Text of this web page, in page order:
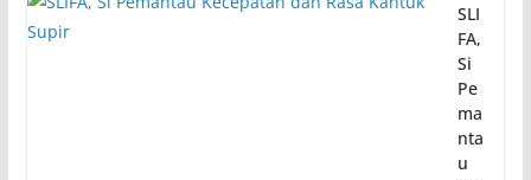
SLI
FA,
Si
Pe
ma
nta
u